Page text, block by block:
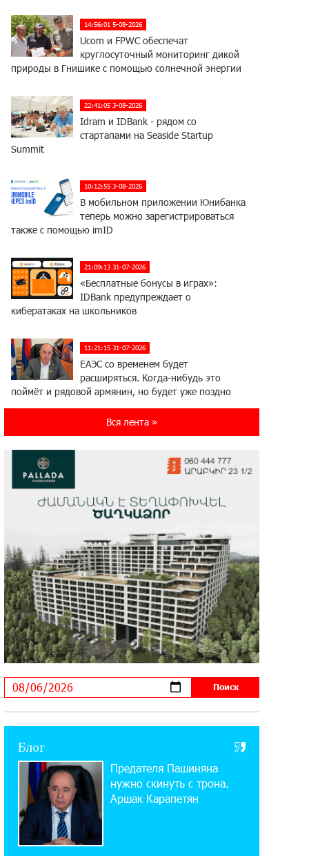
14:56:01 5-08-2026
Ucom и FPWC обеспечат
круглосуточный мониторинг дикой
природы в Гнишике с помощью солнечной энергии
22:41:05 3-08-2026
Idram и IDBank - рядом со
стартапами на Seaside Startup
Summit
10:12:55 3-08-2026
В мобильном приложении Юнибанка
теперь можно зарегистрироваться
также с помощью imID
21:09:13 31-07-2026
«Бесплатные бонусы в играх»:
IDBank предупреждает о
кибератаках на школьников
11:21:15 31-07-2026
ЕАЭС со временем будет
расширяться. Когда-нибудь это
поймёт и рядовой армянин, но будет уже поздно
11:03:52 31-07-2026
Геноцида армян против Эрдогана,
то что для него значит сам Геноцид?
17:16:14 30-07-2026
— до 10% годовых и оформление в
мобильном приложении
17:03:49 30-07-2026
Платформа Rate.Trading на Seaside
Startup Summit: IDBank представил
инновационное решение
Состоялось открытие Khachaturian
Rooftop при поддержке IDBank
Пашинян ты упустил свой шанс уйти
спокойно. Аршак Карапетян
12:04:53 28-07-2026
Обновленный Центр продаж и
обслуживания Ucom открылся по
адресу ул. Шаумяна, 24/2 в Арарате
Вся лента »
Блог
Предателя Пашиняна
нужно скинуть с трона.
Аршак Карапетян